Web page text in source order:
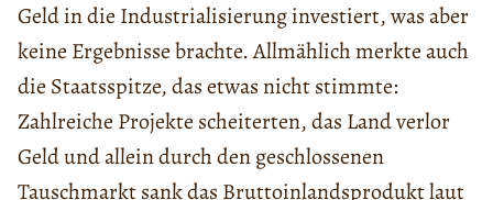
Geld in die Industrialisierung investiert, was aber
keine Ergebnisse brachte. Allmählich merkte auch
die Staatsspitze, das etwas nicht stimmte:
Zahlreiche Projekte scheiterten, das Land verlor
Geld und allein durch den geschlossenen
Tauschmarkt sank das Bruttoinlandsprodukt laut